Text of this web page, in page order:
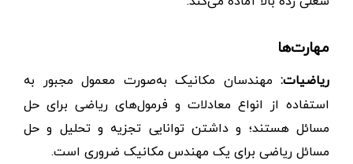
مهارت‌ها
ریاضیات: مهندسان مکانیک به‌صورت معمول مجبور به
استفاده از انواع معادلات و فرمول‌های ریاضی برای حل
مسائل هستند؛ و داشتن توانایی تجزیه و تحلیل و حل
مسائل ریاضی برای یک مهندس مکانیک ضروری است.